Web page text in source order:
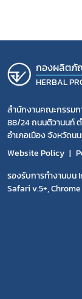
กองผลิตภั
HERBAL
สำนักงานคณะกรรมก
88/24 ถนนติวานนท์
อำเภอเมือง จังหวัดน
Website Policy
รองรับการทำงานบน
Safari v.5+,